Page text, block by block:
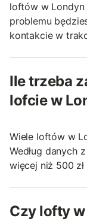
loftów w Londyn
problemu
kontakcie w
Ile trzeba
lofcie w
Wiele loftów w
Według danych
więcej niż 500 zł
Czy lofty